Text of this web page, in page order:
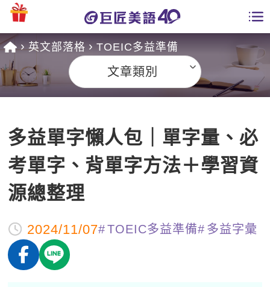
課程總覽
英文課程總表
英文會話
商用英文
英文檢定
TOEIC 多益課程
能力養成
全國分校
免費資源
多益秒學堂
師資團隊
學習分享
學員專區
英文部落格 TOEIC多益準備
文章類別
多益單字懶人包｜單字量、必
考單字、背單字方法＋學習資
源總整理
2024/11/07 TOEIC多益準備 多益字彙